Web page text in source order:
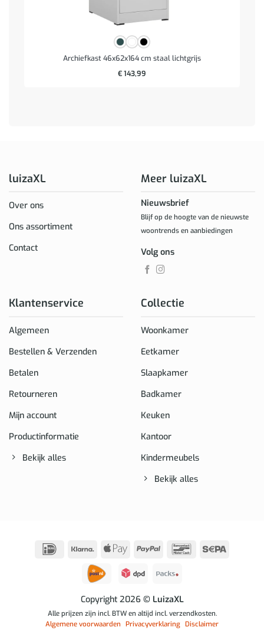
Archiefkast 46x62x164 cm staal lichtgrijs
€143,99
luizaXL
Over ons
Ons assortiment
Contact
Klantenservice
Algemeen
Bestellen & Verzenden
Betalen
Retourneren
Mijn account
Productinformatie
Bekijk alles
Collectie
Woonkamer
Eetkamer
Slaapkamer
Badkamer
Keuken
Kantoor
Kindermeubels
Bekijk alles
Meer luizaXL
Nieuwsbrief
Blijf op de hoogte van de nieuwste
woontrends en aanbiedingen
Volg ons
IDeal Klarna
Apple
PayPal Bancontact
Copyright 2026 © LuizaXL
Alle prijzen zijn incl. BTW en altijd incl. verzendkosten.
Algemene voorwaarden Privacyverklaring Disclaimer